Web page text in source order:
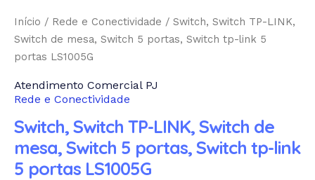
Início / Rede e Conectividade / Switch, Switch TP-LINK,
Switch de mesa, Switch 5 portas, Switch tp-link 5
portas LS1005G
Atendimento Comercial PJ
Rede e Conectividade
Switch, Switch TP-LINK, Switch de
mesa, Switch 5 portas, Switch tp-link
5 portas LS1005G